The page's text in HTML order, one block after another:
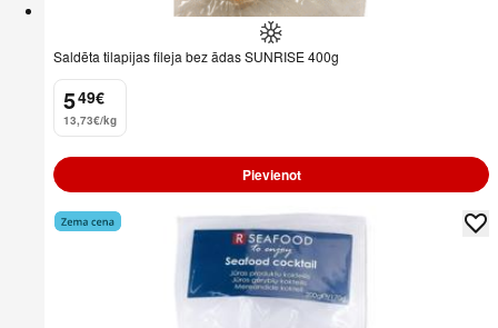
Saldēta tilapijas fileja bez ādas SUNRISE 400g
5
. 49€
13,73€/kg
Pievienot